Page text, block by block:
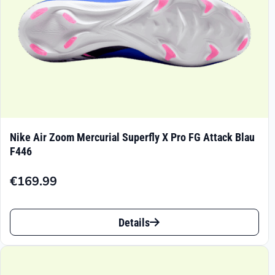
Produktseite
gewählt
werden
Nike Air Zoom Mercurial Superfly X Pro FG Attack Blau
F446
€169.99
Dieses
Produkt
Details